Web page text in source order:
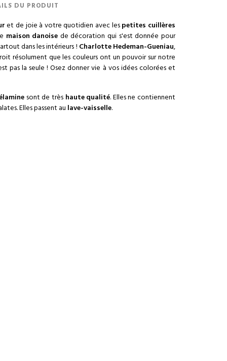
DU PRODUIT
et de joie à votre quotidien avec lespetites cuillères
maison danoise de décoration qui s'est donnée pour
dans les intérieurs ! Charlotte Hedeman-Gueniau,
résolument que les couleurs ont un pouvoir sur notre
pas la seule ! Osez donner vie à vos idées colorées et
sont de très haute qualité. Elles ne contiennent
Elles passent au lave-vaisselle.